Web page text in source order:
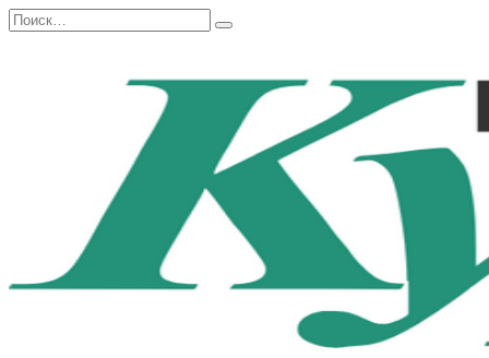
Перейти
к
Search
for: